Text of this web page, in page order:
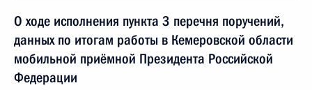
О ходе исполнения пункта 3 перечня поручений,
данных по итогам работы в Кемеровской области
мобильной приёмной Президента Российской
Федерации